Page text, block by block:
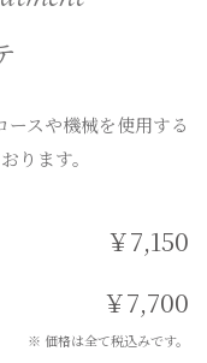
スや機械を使用する
ります。
￥7,150
￥7,700
※ 価格は全て税込みです。